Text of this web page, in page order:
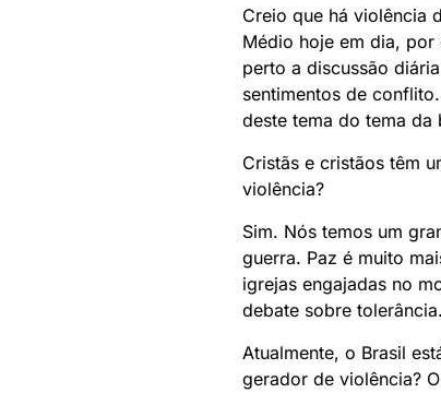
Creio que há violência
Médio hoje em dia, por
perto a discussão
sentimentos de
deste tema do tema da
Cristãs e cristãos têm
violência?
Sim. Nós temos um
guerra. Paz é muito
igrejas engajadas no
debate sobre tolerância.
Atualmente, o Brasil
gerador de violência?